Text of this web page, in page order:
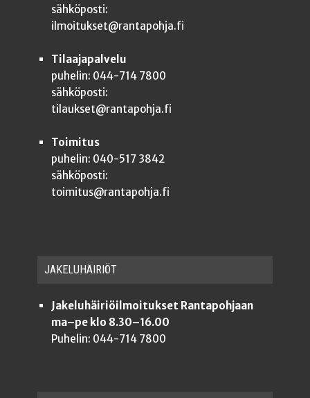
sähköposti:
ilmoitukset@rantapohja.fi
Tilaajapalvelu
puhelin: 044-714 7800
sähköposti:
tilaukset@rantapohja.fi
Toimitus
puhelin: 040-517 3842
sähköposti:
toimitus@rantapohja.fi
JAKE­LU­HÄI­RIÖT
Jakeluhäiriöilmoitukset Rantapohjaan
ma–pe klo 8.30–16.00
Puhelin: 044-714 7800